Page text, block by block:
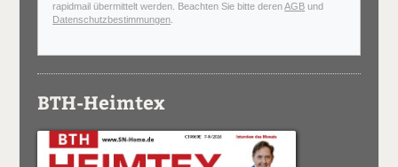
rapidmail übermittelt werden. Beachten Sie bitte derenAGB und
Datenschutzbestimmungen
BTH-Heimtex